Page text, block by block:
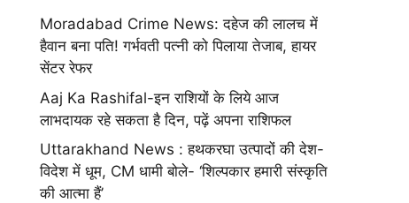
Moradabad Crime News: दहेज की लालच में
हैवान बना पति! गर्भवती पत्नी को पिलाया तेजाब, हायर
सेंटर रेफर
Aaj Ka Rashifal-इन राशियों के लिये आज
लाभदायक रहे सकता है दिन, पढ़ें अपना राशिफल
Uttarakhand News : हथकरघा उत्पादों की देश-
विदेश में धूम, CM धामी बोले- ‘शिल्पकार हमारी संस्कृति
की आत्मा हैं’